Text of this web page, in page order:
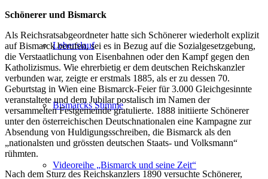
Lebenslauf
Bismarcks Stimme
Videoreihe „Bismarck und seine Zeit“
Schönerer und Bismarck
Als Reichsratsabgeordneter hatte sich Schönerer wiederholt explizit
auf Bismarck berufen, sei es in Bezug auf die Sozialgesetzgebung,
die Verstaatlichung von Eisenbahnen oder den Kampf gegen den
Katholizismus. Wie ehrerbietig er dem deutschen Reichskanzler
verbunden war, zeigte er erstmals 1885, als er zu dessen 70.
Geburtstag in Wien eine Bismarck-Feier für 3.000 Gleichgesinnte
veranstaltete und dem Jubilar postalisch im Namen der
versammelten Festgemeinde gratulierte. 1888 initiierte Schönerer
unter den österreichischen Deutschnationalen eine Kampagne zur
Absendung von Huldigungsschreiben, die Bismarck als den
„nationalsten und grössten deutschen Staats- und Volksmann“
rühmten.
Nach dem Sturz des Reichskanzlers 1890 versuchte Schönerer,